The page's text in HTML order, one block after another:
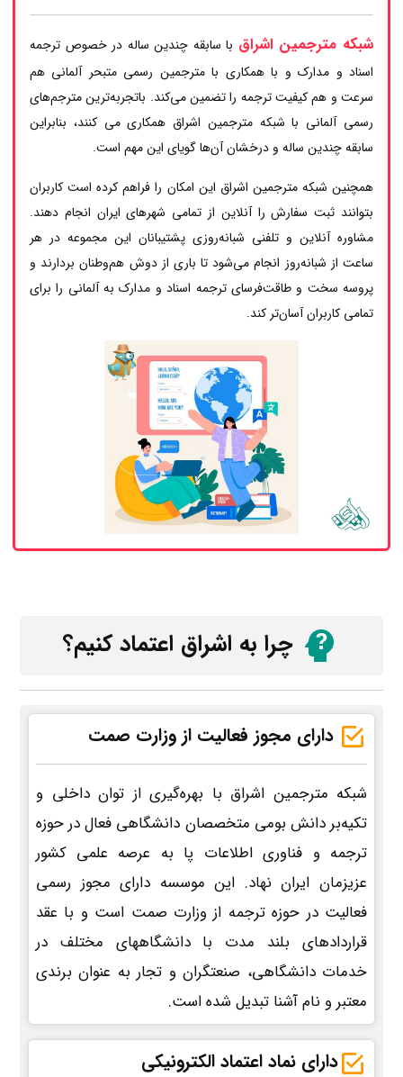
شبکه مترجمین اشراق با سابقه چندین ساله در خصوص ترجمه
اسناد و مدارک و با همکاری با مترجمین رسمی متبحر آلمانی هم
سرعت و هم کیفیت ترجمه را تضمین می‌کند. باتجربه‌ترین مترجم‌های
رسمی آلمانی با شبکه مترجمین اشراق همکاری می کنند، بنابراین
سابقه چندین ساله و درخشان آن‌ها گویای این مهم است.
همچنین شبکه مترجمین اشراق این امکان را فراهم کرده است کاربران
بتوانند ثبت سفارش را آنلاین از تمامی شهرهای ایران انجام دهند.
مشاوره آنلاین و تلفنی شبانه‌روزی پشتیبانان این مجموعه در هر
ساعت از شبانه‌روز انجام می‌شود تا باری از دوش هم‌وطنان بردارند و
پروسه سخت و طاقت‌فرسای ترجمه اسناد و مدارک به آلمانی را برای
تمامی کاربران آسان‌تر کند.
چرا به اشراق اعتماد کنیم؟
دارای مجوز فعالیت از وزارت صمت
شبکه مترجمین اشراق با بهره‌گیری از توان داخلی و
تکیه‌بر دانش بومی متخصصان دانشگاهی فعال در حوزه
ترجمه و فناوری اطلاعات پا به عرصه علمی کشور
عزیزمان ایران نهاد. این موسسه دارای مجوز رسمی
فعالیت در حوزه ترجمه از وزارت صمت است و با عقد
قراردادهای بلند مدت با دانشگاههای مختلف در
خدمات دانشگاهی، صنعتگران و تجار به عنوان برندی
معتبر و نام آشنا تبدیل شده است.
دارای نماد اعتماد الکترونیکی